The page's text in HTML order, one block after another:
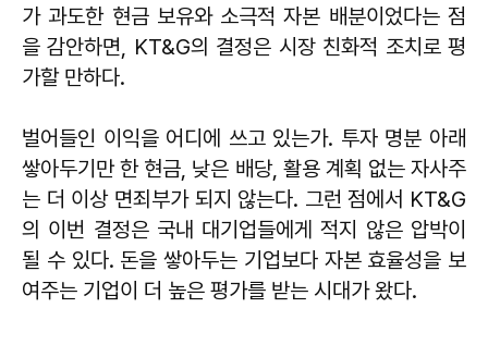
가 과도한 현금 보유와 소극적 자본 배분이었다는 점
을 감안하면, KT&G의 결정은 시장 친화적 조치로 평
가할 만하다.
벌어들인 이익을 어디에 쓰고 있는가. 투자 명분 아래
쌓아두기만 한 현금, 낮은 배당, 활용 계획 없는 자사주
는 더 이상 면죄부가 되지 않는다. 그런 점에서 KT&G
의 이번 결정은 국내 대기업들에게 적지 않은 압박이
될 수 있다. 돈을 쌓아두는 기업보다 자본 효율성을 보
여주는 기업이 더 높은 평가를 받는 시대가 왔다.